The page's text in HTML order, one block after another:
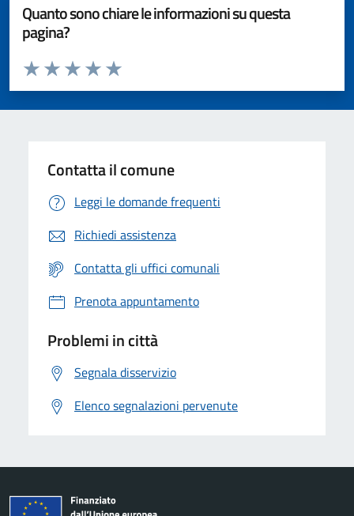
Quanto sono chiare le informazioni su questa
pagina?
Valuta da 1 a 5 stelle la pagina
Valuta 5 stelle su 5
Valuta 4 stelle su 5
Valuta 3 stelle su 5
Valuta 2 stelle su 5
Valuta 1 stelle su 5
Contatta il comune
Leggi le domande frequenti
Richiedi assistenza
Contatta gli uffici comunali
Prenota appuntamento
Problemi in città
Segnala disservizio
Elenco segnalazioni pervenute